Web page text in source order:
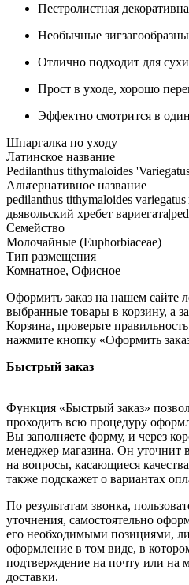
Пестролистная
Необычные
Отлично подходит для
Прост в уходе, хорошо
Эффектно смотрится в
Шпаргалка по уходу
Латинское название
Pedilanthus tithymaloides
Альтернативное название
pedilanthus tithymaloides
дьявольский хребет
Семейство
Молочайные (Euphorbiaceae)
Тип размещения
Комнатное, Офисное
Оформить заказ на нашем сайте
выбранные товары в корзину, а
Корзина, проверьте
нажмите кнопку «Оформить
Быстрый заказ
Функция «Быстрый заказ»
проходить всю процедуру
Вы заполняете форму, и через
менеджер магазина. Он уточнит
на вопросы, касающиеся
также подскажет о вариантах
По результатам звонка,
уточнения, самостоятельно
его необходимыми позициями,
оформление в том виде, в
подтверждение на почту или на
доставки.